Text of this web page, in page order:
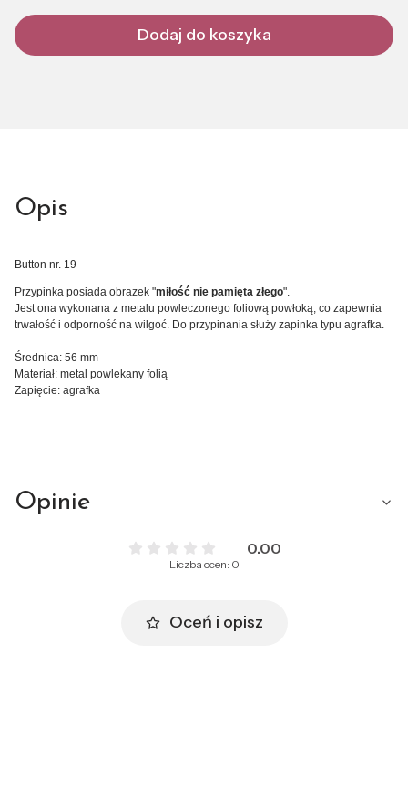
Dodaj do koszyka
Opis
Button nr. 19
Przypinka posiada obrazek "miłość nie pamięta złego".
Jest ona wykonana z metalu powleczonego foliową powłoką, co zapewnia
trwałość i odporność na wilgoć. Do przypinania służy zapinka typu agrafka.
Średnica: 56 mm
Materiał: metal powlekany folią
Zapięcie: agrafka
Opinie
0.00
Liczba ocen: 0
Oceń i opisz